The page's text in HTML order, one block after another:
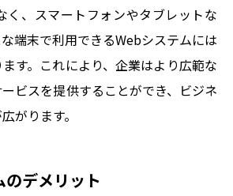
く、スマートフォンやタブレットな
端末で利用できるWebシステムには
す。これにより、企業はより広範な
ビスを提供することができ、ビジネ
がります。
デメリット